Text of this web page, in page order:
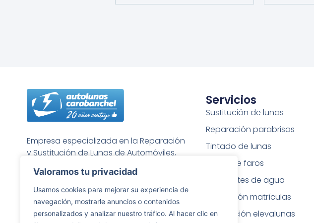
Valoramos tu privacidad
Usamos cookies para mejorar su experiencia de
navegación, mostrarle anuncios o contenidos
personalizados y analizar nuestro tráfico. Al hacer clic en
Empresa especializada en la Reparación
y Sustitución de Lunas de Automóviles,
Servicios
Sustitución de lunas
Reparación parabrisas
Tintado de lunas
Pulido de faros
Repelentes de agua
Grabación matrículas
Reparación elevalunas